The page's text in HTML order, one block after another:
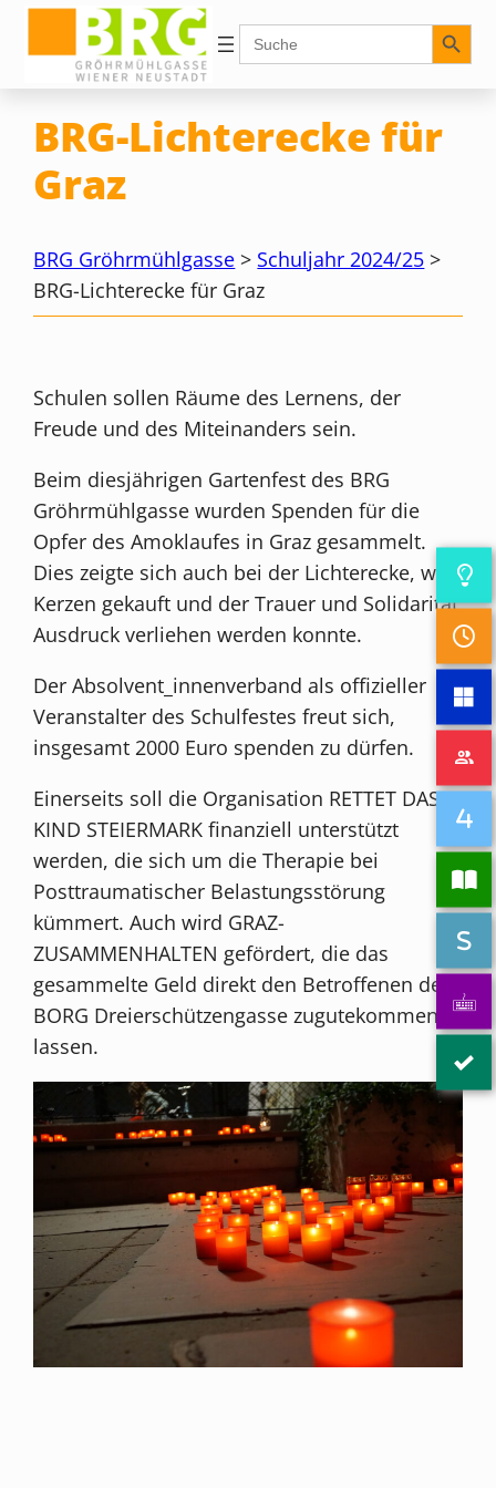
Inhalt
springen
Search
for:
Search Button
BRG-Lichterecke für
Graz
BRG Gröhrmühlgasse > Schuljahr 2024/25 >
BRG-Lichterecke für Graz
Schulen sollen Räume des Lernens, der
Freude und des Miteinanders sein.
Beim diesjährigen Gartenfest des BRG
Gröhrmühlgasse wurden Spenden für die
Opfer des Amoklaufes in Graz gesammelt.
Dies zeigte sich auch bei der Lichterecke, wo
Kerzen gekauft und der Trauer und Solidarität
Ausdruck verliehen werden konnte.
Der Absolvent_innenverband als offizieller
Veranstalter des Schulfestes freut sich,
insgesamt 2000 Euro spenden zu dürfen.
Einerseits soll die Organisation RETTET DAS
KIND STEIERMARK finanziell unterstützt
werden, die sich um die Therapie bei
Posttraumatischer Belastungsstörung
kümmert. Auch wird GRAZ-
ZUSAMMENHALTEN gefördert, die das
gesammelte Geld direkt den Betroffenen des
BORG Dreierschützengasse zugutekommen
lassen.